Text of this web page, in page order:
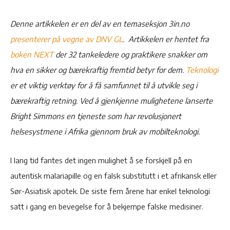
Denne artikkelen er en del av en temaseksjon 3in.no
presenterer på vegne av DNV GL. Artikkelen er hentet fra
boken NEXTder 32 tankeledere og praktikere snakker om
hva en sikker og bærekraftig fremtid betyr for dem. Teknologi
er et viktig verktøy for å få samfunnet til å utvikle seg i
bærekraftig retning. Ved å gjenkjenne mulighetene lanserte
Bright Simmons en tjeneste som har revolusjonert
helsesystmene i Afrika gjennom bruk av mobilteknologi.
I lang tid fantes det ingen mulighet å se forskjell på en
autentisk malariapille og en falsk substitutt i et afrikansk eller
Sør-Asiatisk apotek. De siste fem årene har enkel teknologi
satt i gang en bevegelse for å bekjempe falske medisiner.